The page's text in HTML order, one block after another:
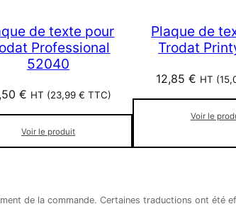
de texte pour
Professional
52040
€ HT (23,99€ TTC)
Voir le produit
Plaque de
Trodat
12,85 € HT (
Voir le
de la commande. Certaines traductions ont été